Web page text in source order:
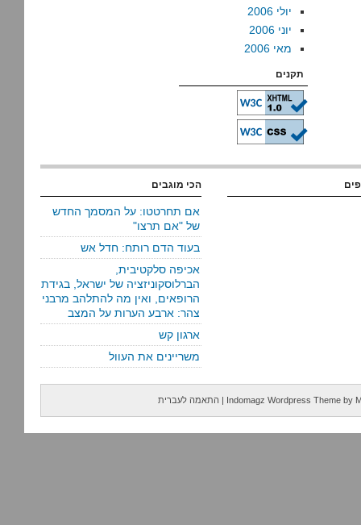
יולי 2006
יוני 2006
מאי 2006
תקנים
הכי מוגבים
אם תחרטטו: על המסמך החדש
של "אם תרצו"
בעוד הדם רותח: חדל אש
אכיפה סלקטיבית,
הברלוסקוניזציה של ישראל, בגידת
הרופאים, ואין מה להתלהב מרבני
צהר: ארבע הערות על המצב
ארגון קש
משריינים את העוול
Indomagz Wordpress Theme by
| התאמה לעברית